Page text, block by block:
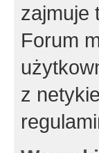
zajmuje
Forum
z